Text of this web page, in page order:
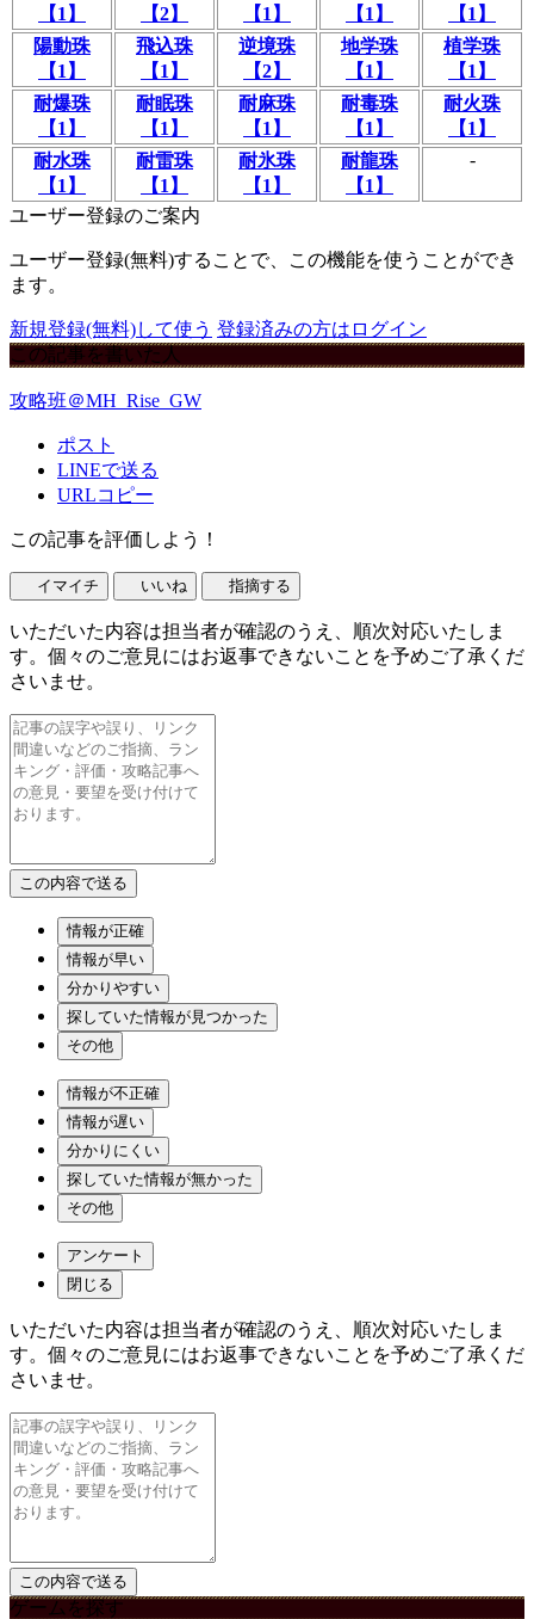
【1】
【2】
【1】
【1】
【1】
陽動珠
【1】
飛込珠
【1】
逆境珠
【2】
地学珠
【1】
植学珠
【1】
耐爆珠
【1】
耐眠珠
【1】
耐麻珠
【1】
耐毒珠
【1】
耐火珠
【1】
耐水珠
【1】
耐雷珠
【1】
耐氷珠
【1】
耐龍珠
【1】
-
ユーザー登録のご案内
ユーザー登録(無料)することで、この機能を使うことができ
ます。
新規登録(無料)して使う 登録済みの方はログイン
この記事を書いた人
攻略班＠MH_Rise_GW
ポスト
LINEで送る
URLコピー
この記事を評価しよう！
イマイチ いいね 指摘する
いただいた内容は担当者が確認のうえ、順次対応いたしま
す。個々のご意見にはお返事できないことを予めご了承くだ
さいませ。
情報が正確
情報が早い
分かりやすい
探していた情報が見つかった
その他
情報が不正確
情報が遅い
分かりにくい
探していた情報が無かった
その他
アンケート
閉じる
いただいた内容は担当者が確認のうえ、順次対応いたしま
す。個々のご意見にはお返事できないことを予めご了承くだ
さいませ。
ゲームを探す